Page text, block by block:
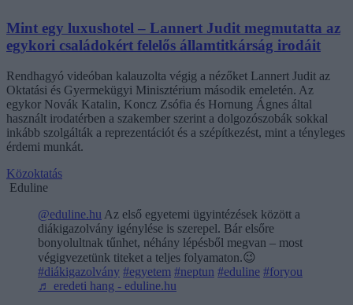
Mint egy luxushotel – Lannert Judit megmutatta az
egykori családokért felelős államtitkárság irodáit
Rendhagyó videóban kalauzolta végig a nézőket Lannert Judit az
Oktatási és Gyermekügyi Minisztérium második emeletén. Az
egykor Novák Katalin, Koncz Zsófia és Hornung Ágnes által
használt irodatérben a szakember szerint a dolgozószobák sokkal
inkább szolgálták a reprezentációt és a szépítkezést, mint a tényleges
érdemi munkát.
Közoktatás
Eduline
@eduline.hu Az első egyetemi ügyintézések között a
diákigazolvány igénylése is szerepel. Bár elsőre
bonyolultnak tűnhet, néhány lépésből megvan – most
végigvezetünk titeket a teljes folyamaton.😉
#diákigazolvány #egyetem #neptun #eduline #foryou
♬ eredeti hang - eduline.hu